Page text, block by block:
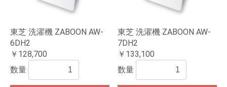
東芝 洗濯機 ZABOON AW-
6DH2
￥128,700
数量
東芝 洗濯機 ZABOON AW-
7DH2
￥133,100
数量